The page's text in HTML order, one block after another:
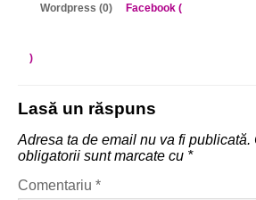
Wordpress (0) Facebook (
)
Lasă un răspuns
Adresa ta de email nu va fi publicată.
obligatorii sunt marcate cu *
Comentariu *